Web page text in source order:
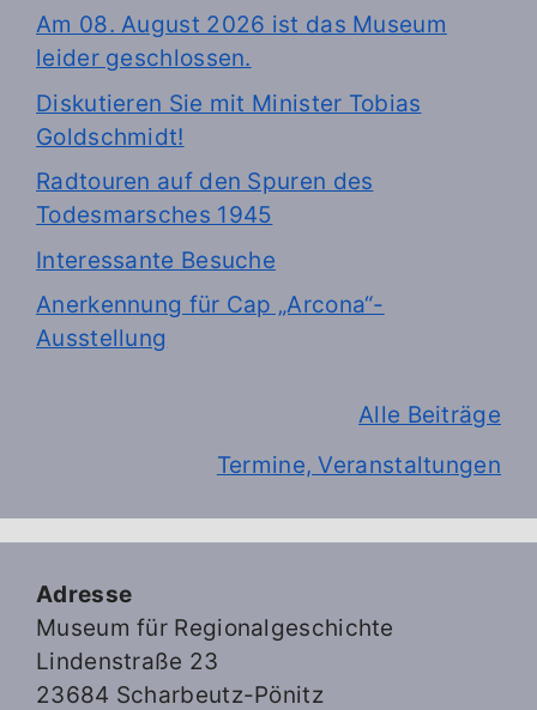
Am 08. August 2026 ist das Museum
leider geschlossen.
Diskutieren Sie mit Minister Tobias
Goldschmidt!
Radtouren auf den Spuren des
Todesmarsches 1945
Interessante Besuche
Anerkennung für Cap „Arcona“-
Ausstellung
Alle Beiträge
Termine, Veranstaltungen
Adresse
Museum für Regionalgeschichte
Lindenstraße 23
23684 Scharbeutz-Pönitz